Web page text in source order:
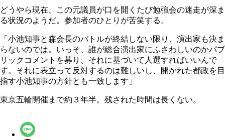
どうやら現在、この元議員が口を開くたび勉強会の迷走が深ま
る状況のようだ。参加者のひとりが苦笑する。
「小池知事と森会長のバトルが終結しない限り、演出家も決ま
らないのでは。いっそ、誰が総合演出家にふさわしいのかパブ
リックコメントを募り、それに基づいて人選すればいいんで
す。それに表立って反対するのは難しいし、開かれた都政を目
指す小池知事の方針とも一致します」
東京五輪開催まで約３年半。残された時間は長くない。